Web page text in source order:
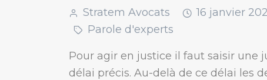
Stratem Avocats 16 janvier
Parole d'experts
Pour agir en justice il faut saisir une
délai précis. Au-delà de ce délai les